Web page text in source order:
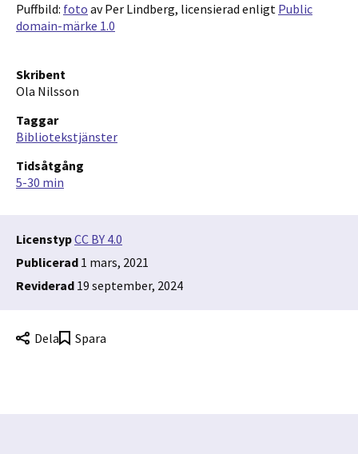
Skribent
Ola Nilsson
Taggar
Bibliotekstjänster
Tidsåtgång
5-30 min
LicenstypCC BY 4.0
Publicerad 1 mars, 2021
Reviderad 19 september, 2024
Dela Spara
Puffbild: foto av Per Lindberg, licensierad enligt Public
domain-märke 1.0